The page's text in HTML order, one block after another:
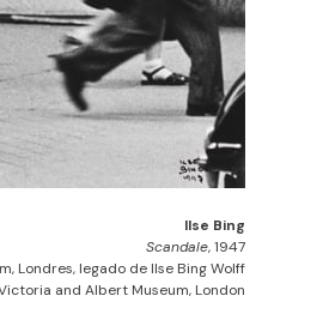
Ilse Bing
Scandale, 1947
Londres, legado de Ilse Bing Wolff
and Albert Museum, London